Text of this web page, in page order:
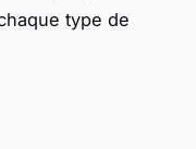
type de